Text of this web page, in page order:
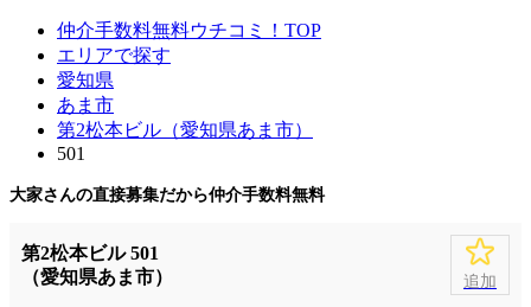
仲介手数料無料ウチコミ！TOP
エリアで探す
愛知県
あま市
第2松本ビル（愛知県あま市）
501
大家さんの直接募集だから仲介手数料無料
第2松本ビル 501
（愛知県あま市）
追加